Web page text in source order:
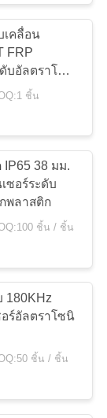
ง
10
าง
เคลื่อน
FRP
บอัลตราโซ
ชิ้น
IP65 38 มม.
ซอร์ระดับ
พลาสติก
ชิ้น / ชิ้น
180KHz
อร์อัลตราโซนิ
ชิ้น / ชิ้น